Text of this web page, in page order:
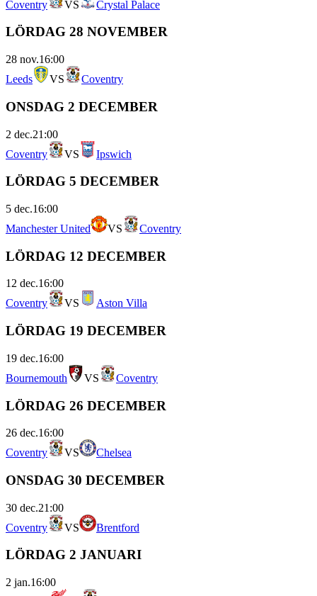
Coventry VS Crystal Palace
LÖRDAG 28 NOVEMBER
28 nov.16:00
Leeds
VS Coventry
ONSDAG 2 DECEMBER
2 dec.21:00
Coventry
VS Ipswich
LÖRDAG 5 DECEMBER
5 dec.16:00
Manchester United
VS Coventry
LÖRDAG 12 DECEMBER
12 dec.16:00
Coventry
VS Aston Villa
LÖRDAG 19 DECEMBER
19 dec.16:00
Bournemouth
VS Coventry
LÖRDAG 26 DECEMBER
26 dec.16:00
Coventry
VS Chelsea
ONSDAG 30 DECEMBER
30 dec.21:00
Coventry
VS Brentford
LÖRDAG 2 JANUARI
2 jan.16:00